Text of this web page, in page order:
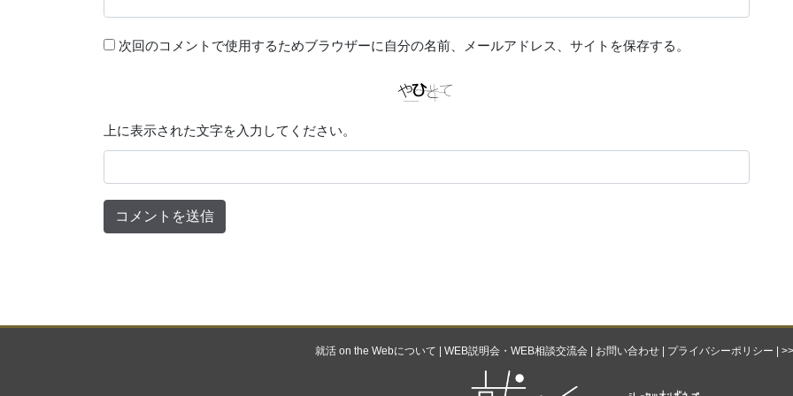
次回のコメントで使用するためブラウザーに自分の名前、メールアドレス、サイトを保存する。
上に表示された文字を入力してください。
就活 on the Webについて WEB説明会・WEB相談交流会| お問い合わせ| プライバシーポリシー